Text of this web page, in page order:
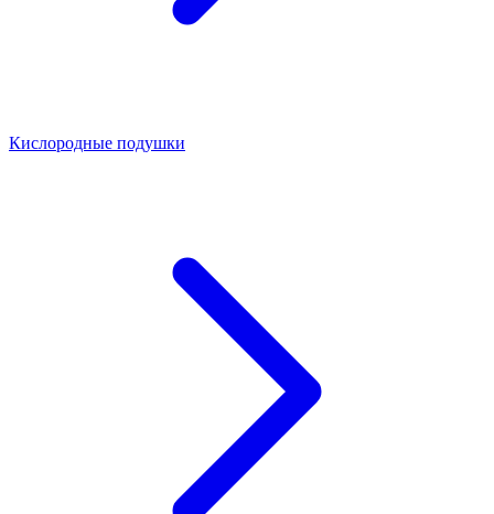
Кислородные подушки